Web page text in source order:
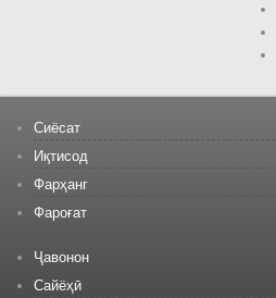
Сиёсат
Иқтисод
Фарҳанг
Фароғат
Ҷавонон
Сайёҳӣ